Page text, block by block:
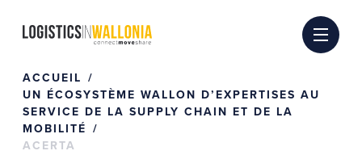
ACCUEIL
UN ÉCOSYSTÈME WALLON D’EXPERTISES AU
SERVICE DE LA SUPPLY CHAIN ET DE LA
MOBILITÉ
ACERTA